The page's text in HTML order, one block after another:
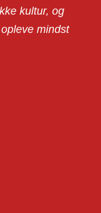
kultur, og
mindst